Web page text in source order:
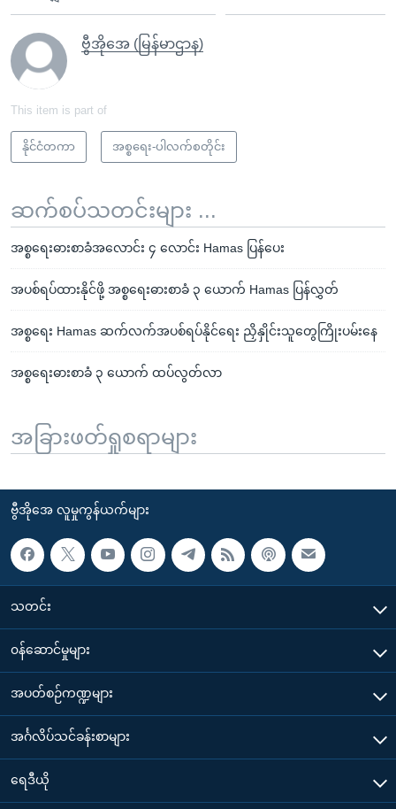
ဗွီအိုအေ (မြန်မာဌာန)
This item is part of
နိုင်ငံတကာ အစ္စရေး-ပါလက်စတိုင်း
ဆက်စပ်သတင်းများ ...
အစ္စရေးဓားစာခံအလောင်း ၄ လောင်း Hamas ပြန်ပေး
အပစ်ရပ်ထားနိုင်ဖို့ အစ္စရေးဓားစာခံ ၃ ယောက် Hamas ပြန်လွှတ်
အစ္စရေး Hamas ဆက်လက်အပစ်ရပ်နိုင်ရေး ညှိနှိုင်းသူတွေကြိုးပမ်းနေ
အစ္စရေးဓားစာခံ ၃ ယောက် ထပ်လွတ်လာ
အခြားဖတ်ရှုစရာများ
ဗွီအိုအေ လူမှုကွန်ယက်များ
သတင်း
၀န်ဆောင်မှုများ
အပတ်စဉ်ကဏ္ဍများ
အင်္ဂလိပ်သင်ခန်းစာများ
ရေဒီယို